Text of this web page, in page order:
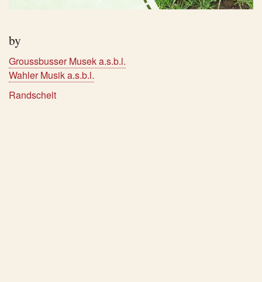
by
Groussbusser Musek a.s.b.l.
Wahler Musik a.s.b.l.
Randschelt